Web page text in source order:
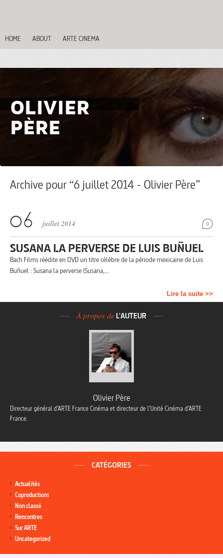
HOME ABOUT ARTE CINEMA
OLIVIER
PÈRE
Archive pour “6 juillet 2014 - Olivier Père”
0
juillet 2014
SUSANA LA PERVERSE DE LUIS BUÑUEL
Bach Films réédite en DVD un titre célèbre de la période mexicaine de Luis
Buñuel : Susana la perverse (Susana,…
Lire la suite >>
À propos de L'AUTEUR
Olivier Père
Directeur général d’ARTE France Cinéma et directeur de l’Unité Cinéma d’ARTE
France.
CATÉGORIES
Actualités
Coproductions
Non classé
Rencontres
Sur ARTE
Uncategorized